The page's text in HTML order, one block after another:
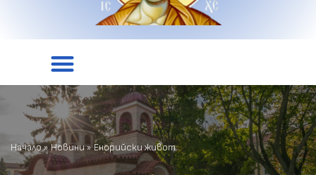
Начало»Новини»Енорийски живот